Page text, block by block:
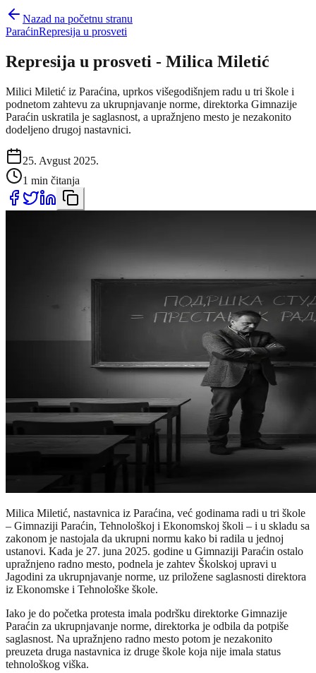
Nazad na početnu stranu
ParaćinRepresija u prosveti
Represija u prosveti - Milica Miletić
Milici Miletić iz Paraćina, uprkos višegodišnjem radu u tri škole i
podnetom zahtevu za ukrupnjavanje norme, direktor­ka Gimnazije
Paraćin uskratila je saglasnost, a upražnjeno mesto je nezakonito
dodeljeno drugoj nastavnici.
25. Avgust 2025.
1 min čitanja
Milica Miletić, nastavnica iz Paraćina, već godinama radi u tri škole
– Gimnaziji Paraćin, Tehnološkoj i Ekonomskoj školi – i u skladu sa
zakonom je nastojala da ukrupni normu kako bi radila u jednoj
ustanovi. Kada je 27. juna 2025. godine u Gimnaziji Paraćin ostalo
upražnjeno radno mesto, podnela je zahtev Školskoj upravi u
Jagodini za ukrupnjavanje norme, uz priložene saglasnosti direktora
iz Ekonomske i Tehnološke škole.
Iako je do početka protesta imala podršku direktorke Gimnazije
Paraćin za ukrupnjavanje norme, direktorka je odbila da potpiše
saglasnost. Na upražnjeno radno mesto potom je nezakonito
preuzeta druga nastavnica iz druge škole koja nije imala status
tehnološkog viška.